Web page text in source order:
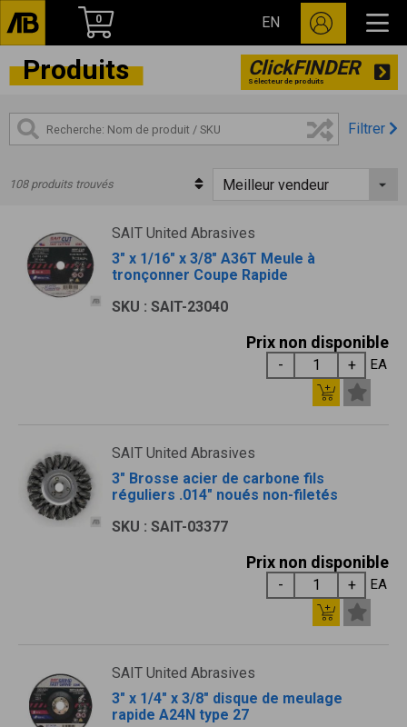
0 EN
Produits ClickFINDER
Sélecteur de produits
Filtrer
108 produits trouvés
SAIT United Abrasives
3" x 1/16" x 3/8" A36T Meule à
tronçonner Coupe Rapide
SKU : SAIT-23040
Prix non disponible
EA
SAIT United Abrasives
3" Brosse acier de carbone fils
réguliers .014" noués non-filetés
SKU : SAIT-03377
Prix non disponible
EA
SAIT United Abrasives
3" x 1/4" x 3/8" disque de meulage
rapide A24N type 27